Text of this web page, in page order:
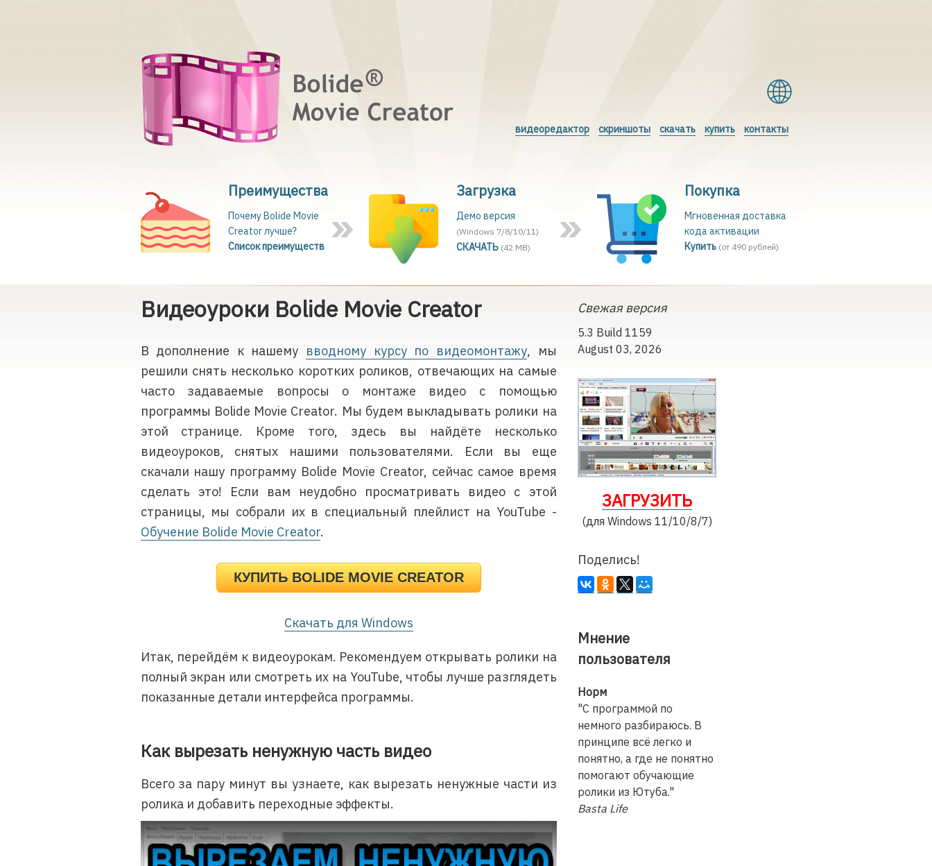
видеоредактор скриншоты скачать купить контакты
Преимущества
Почему Bolide Movie
Creator лучше?
Список преимуществ
Загрузка
Демо версия
(Windows 7/8/10/11)
СКАЧАТЬ (42 MB)
Покупка
Мгновенная доставка
кода активации
Купить (от 490 рублей)
Видеоуроки Bolide Movie Creator
В дополнение к нашему вводному курсу по видеомонтажу, мы
решили снять несколько коротких роликов, отвечающих на самые
часто задаваемые вопросы о монтаже видео с помощью
программы Bolide Movie Creator. Мы будем выкладывать ролики на
этой странице. Кроме того, здесь вы найдёте несколько
видеоуроков, снятых нашими пользователями. Если вы еще
скачали нашу программу Bolide Movie Creator, сейчас самое время
сделать это! Если вам неудобно просматривать видео с этой
страницы, мы собрали их в специальный плейлист на YouTube -
Обучение Bolide Movie Creator.
КУПИТЬ BOLIDE MOVIE CREATOR
Скачать для Windows
Итак, перейдём к видеоурокам. Рекомендуем открывать ролики на
полный экран или смотреть их на YouTube, чтобы лучше разглядеть
показанные детали интерфейса программы.
Как вырезать ненужную часть видео
Всего за пару минут вы узнаете, как вырезать ненужные части из
ролика и добавить переходные эффекты.
Свежая версия
5.3 Build 1159
August 03, 2026
ЗАГРУЗИТЬ
(для Windows 11/10/8/7)
Поделись!
Мнение
пользователя
Норм
"С программой по
немного разбираюсь. В
принципе всё легко и
понятно, а где не понятно
помогают обучающие
ролики из Ютуба."
Basta Life